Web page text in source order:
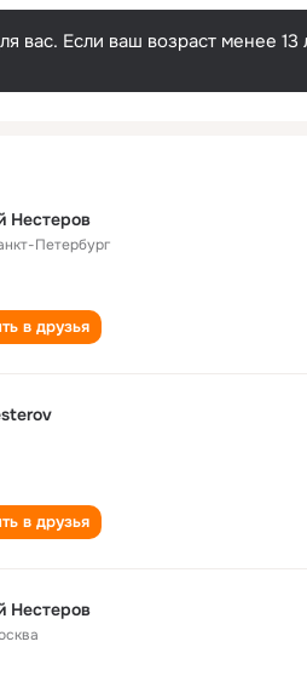
вас. Если ваш возраст менее
Нестеров
Петербург
в друзья
в друзья
Нестеров